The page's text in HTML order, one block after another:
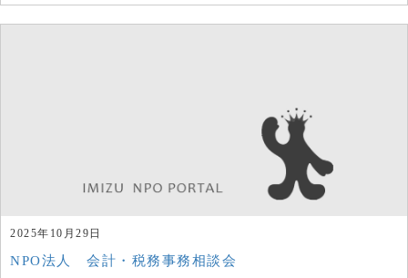
2025年10月29日
NPO法人 会計・税務事務相談会